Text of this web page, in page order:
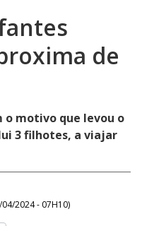
de
o motivo que levou o
3 filhotes, a viajar
2024 - 07H10)